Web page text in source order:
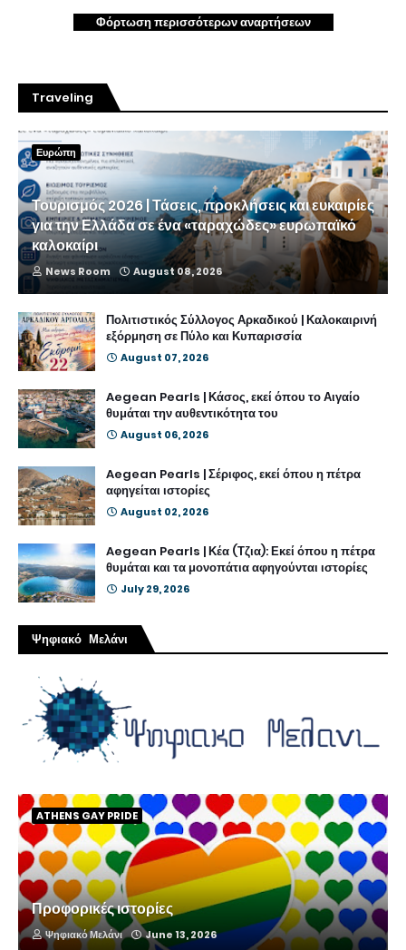
Φόρτωση περισσότερων αναρτήσεων
Traveling
Ευρώπη
Τουρισμός 2026 | Τάσεις, προκλήσεις και ευκαιρίες
για την Ελλάδα σε ένα «ταραχώδες» ευρωπαϊκό
καλοκαίρι
News Room August 08, 2026
Πολιτιστικός Σύλλογος Αρκαδικού | Καλοκαιρινή
εξόρμηση σε Πύλο και Κυπαρισσία
August 07, 2026
Aegean Pearls | Κάσος, εκεί όπου το Αιγαίο
θυμάται την αυθεντικότητα του
August 06, 2026
Aegean Pearls | Σέριφος, εκεί όπου η πέτρα
αφηγείται ιστορίες
August 02, 2026
Aegean Pearls | Κέα (Τζια): Εκεί όπου η πέτρα
θυμάται και τα μονοπάτια αφηγούνται ιστορίες
July 29, 2026
Ψηφιακό Μελάνι
ATHENS GAY PRIDE
Προφορικές ιστορίες
Ψηφιακό Μελάνι June 13, 2026